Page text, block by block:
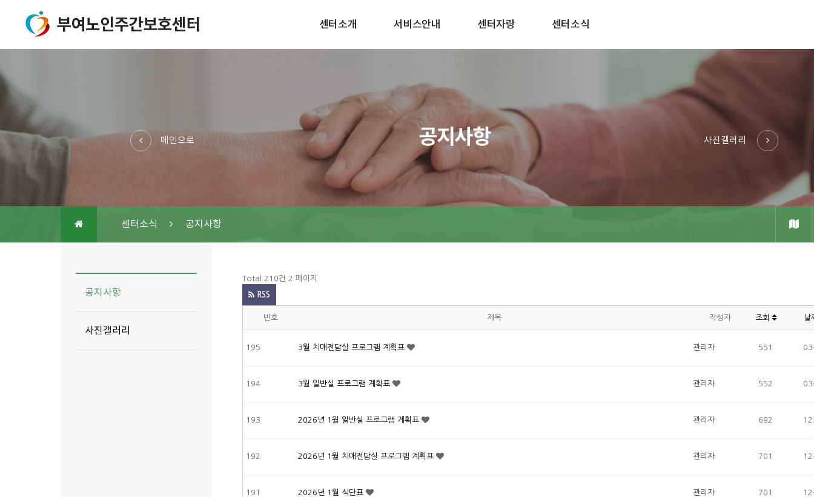
센터소개 서비스안내 센터자랑 센터소식
공지사항
메인으로 사진갤러리
센터소식 공지사항
공지사항
사진갤러리
Total 210건 2 페이지
RSS
번호 제목 작성자 조회 날
195 3월 치매전담실 프로그램 계획표 관리자 551
194 3월 일반실 프로그램 계획표 관리자 552
193 2026년 1월 일반실 프로그램 계획표 관리자 692
192 2026년 1월 치매전담실 프로그램 계획표 관리자 701
191 2026년 1월 식단표 관리자 701